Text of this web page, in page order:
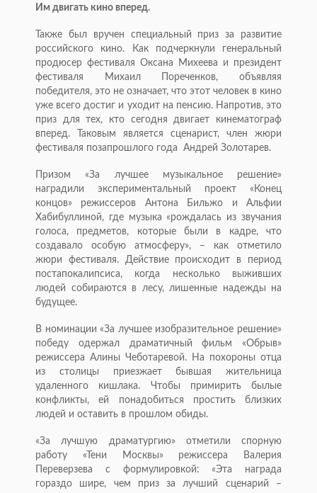
Им двигать кино вперед.
Также был вручен специальный приз за развитие
российского кино. Как подчеркнули генеральный
продюсер фестиваля Оксана Михеева и президент
фестиваля Михаил Пореченков, объявляя
победителя, это не означает, что этот человек в кино
уже всего достиг и уходит на пенсию. Напротив, это
приз для тех, кто сегодня двигает кинематограф
вперед. Таковым является сценарист, член жюри
фестиваля позапрошлого года Андрей Золотарев.
Призом «За лучшее музыкальное решение»
наградили экспериментальный проект «Конец
концов» режиссеров Антона Бильжо и Альфии
Хабибуллиной, где музыка «рождалась из звучания
голоса, предметов, которые были в кадре, что
создавало особую атмосферу», – как отметило
жюри фестиваля. Действие происходит в период
постапокалипсиса, когда несколько выживших
людей собираются в лесу, лишенные надежды на
будущее.
В номинации «За лучшее изобразительное решение»
победу одержал драматичный фильм «Обрыв»
режиссера Алины Чеботаревой. На похороны отца
из столицы приезжает бывшая жительница
удаленного кишлака. Чтобы примирить былые
конфликты, ей понадобиться простить близких
людей и оставить в прошлом обиды.
«За лучшую драматургию» отметили спорную
работу «Тени Москвы» режиссера Валерия
Переверзева с формулировкой: «Эта награда
гораздо шире, чем приз за лучший сценарий –